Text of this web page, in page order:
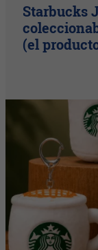
Starbucks
(el